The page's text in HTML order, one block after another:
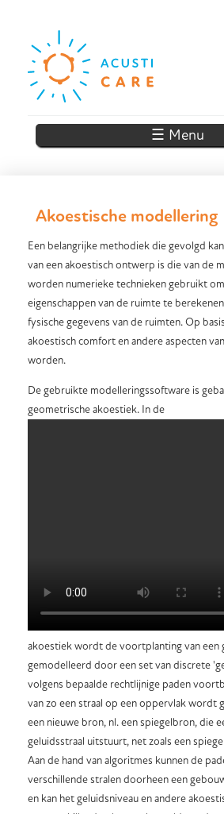
☰ Menu
Akoestische modellering
Een belangrijke methodiek die gevolgd
van een akoestisch ontwerp is die van de
worden numerieke technieken gebruikt
eigenschappen van de ruimte te
fysische gegevens van de ruimten. Op
akoestisch comfort en andere aspecten
worden.
De gebruikte modelleringssoftware is
geometrische akoestiek. In de
akoestiek wordt de voortplanting van een
gemodelleerd door een set van discrete
volgens bepaalde rechtlijnige paden
van zo een straal op een oppervlak wordt
een nieuwe bron, nl. een spiegelbron, die
geluidsstraal uitstuurt, net zoals een
Aan de hand van algoritmes kunnen de
verschillende stralen doorheen een
en kan het geluidsniveau en andere